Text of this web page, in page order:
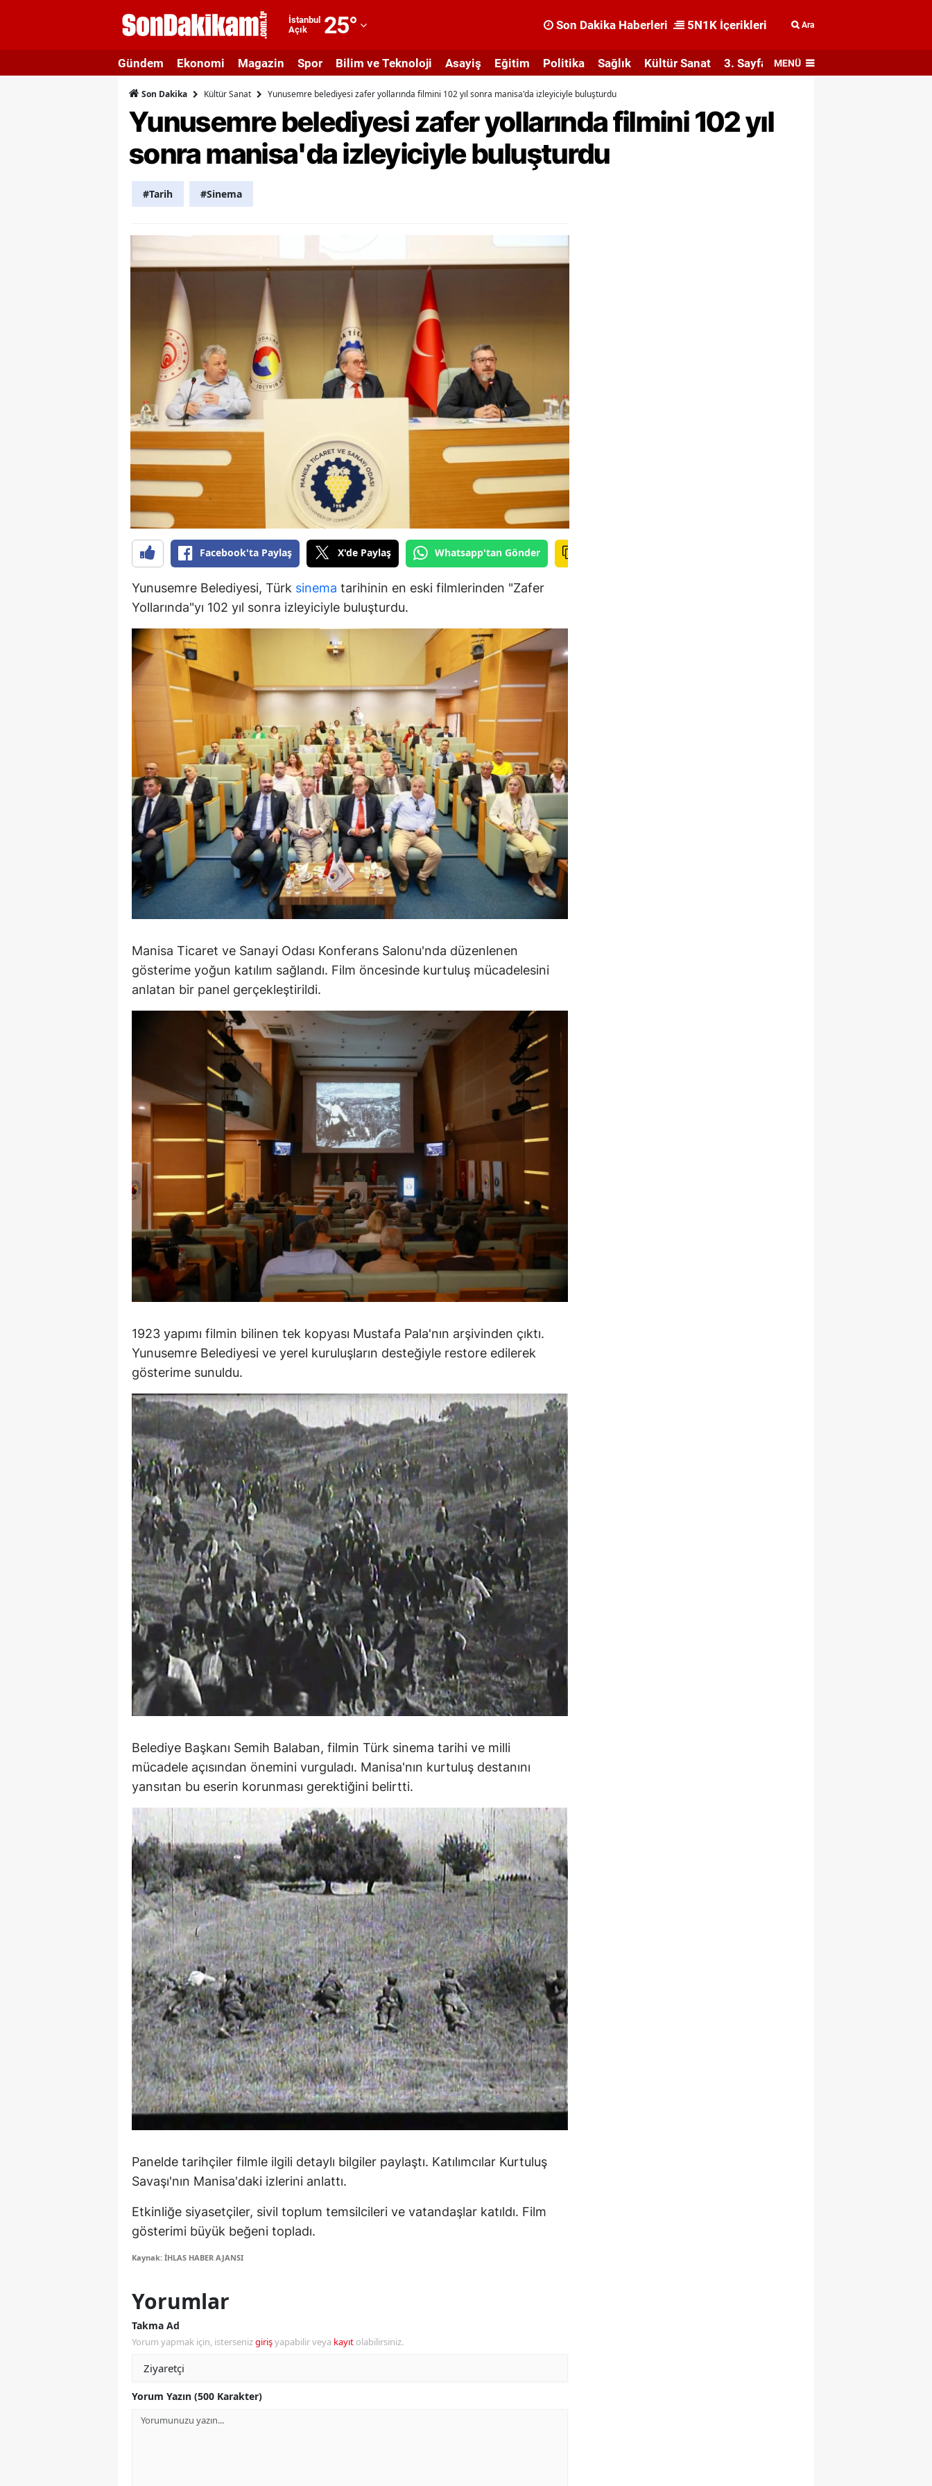
İstanbul
Açık
25°
Adıyaman
Afyonkarahisar
Ağrı
Amasya
Aydın
Bitlis
Burdur
Bursa
Çanakkale
Çankırı
Çorum
Denizli
Diyarbakır
Edirne
Erzincan
Erzurum
Eskişehir
Gaziantep
Giresun
Gümüşhane
Hakkari
Hatay
Isparta
Mersin
İstanbul
İzmir
Kars
Kastamonu
Kayseri
Kırklareli
Kırşehir
Kocaeli
Konya
Kütahya
Malatya
Manisa
Mardin
Nevşehir
Niğde
Ordu
Rize
Sakarya
Samsun
Siirt
Sinop
Sivas
Tekirdağ
Tokat
Trabzon
Tunceli
Şanlıurfa
Uşak
Van
Yozgat
Zonguldak
Aksaray
Bayburt
Karaman
Kırıkkale
Batman
Şırnak
Bartın
Iğdır
Karabük
Son Dakika Haberleri 5N1K İçerikleri Ara
Gündem Ekonomi Magazin Spor Bilim ve Teknoloji Asayiş Eğitim Politika Sağlık Kültür Sanat 3. Sayfa MENÜ
Son Dakika Kültür Sanat Yunusemre belediyesi zafer yollarında filmini 102 yıl sonra manisa'da izleyiciyle buluşturdu
Yunusemre belediyesi zafer yollarında filmini 102 yıl
sonra manisa'da izleyiciyle buluşturdu
#Tarih #Sinema
Facebook'ta Paylaş X'de Paylaş Whatsapp'tan Gönder
Yunusemre Belediyesi, Türk sinema tarihinin en eski filmlerinden "Zafer
Yollarında"yı 102 yıl sonra izleyiciyle buluşturdu.
Manisa Ticaret ve Sanayi Odası Konferans Salonu'nda düzenlenen
gösterime yoğun katılım sağlandı. Film öncesinde kurtuluş mücadelesini
anlatan bir panel gerçekleştirildi.
1923 yapımı filmin bilinen tek kopyası Mustafa Pala'nın arşivinden çıktı.
Yunusemre Belediyesi ve yerel kuruluşların desteğiyle restore edilerek
gösterime sunuldu.
Belediye Başkanı Semih Balaban, filmin Türk sinema tarihi ve milli
mücadele açısından önemini vurguladı. Manisa'nın kurtuluş destanını
yansıtan bu eserin korunması gerektiğini belirtti.
Panelde tarihçiler filmle ilgili detaylı bilgiler paylaştı. Katılımcılar Kurtuluş
Savaşı'nın Manisa'daki izlerini anlattı.
Etkinliğe siyasetçiler, sivil toplum temsilcileri ve vatandaşlar katıldı. Film
gösterimi büyük beğeni topladı.
Kaynak: İHLAS HABER AJANSI
Yorumlar
Takma Ad
Yorum yapmak için, istersenizgirişyapabilir veya kayıt olabilirsiniz.
Yorum Yazın (500 Karakter)